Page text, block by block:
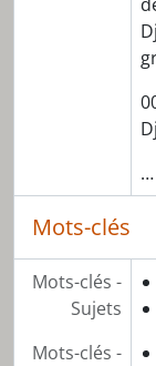
…
Mots-clés
Mots-clés -
Sujets
Mots-clés -